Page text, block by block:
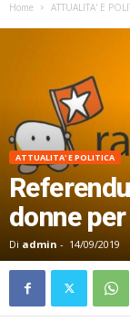
Home ATTUALITA' E
ATTUALITA' E POLITICA
donne per
Di admin - 14/09/2019